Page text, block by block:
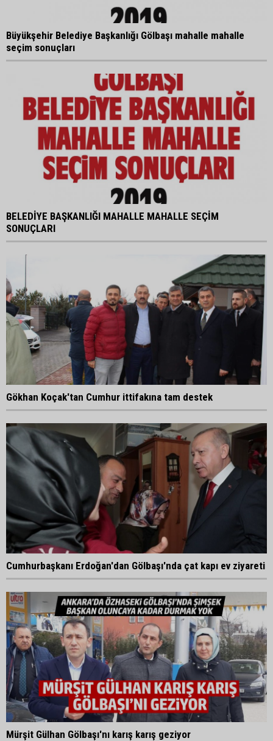
Büyükşehir Belediye Başkanlığı Gölbaşı mahalle mahalle
seçim sonuçları
BELEDİYE BAŞKANLIĞI MAHALLE MAHALLE SEÇİM
SONUÇLARI
Gökhan Koçak'tan Cumhur ittifakına tam destek
Cumhurbaşkanı Erdoğan'dan Gölbaşı'nda çat kapı ev ziyareti
Mürşit Gülhan Gölbaşı'nı karış karış geziyor